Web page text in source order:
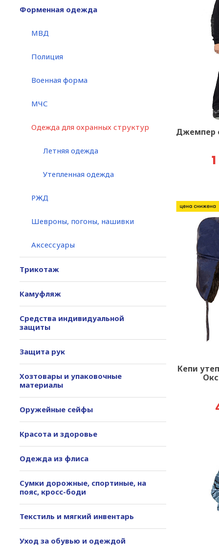
Форменная одежда
МВД
Полиция
Военная форма
МЧС
Одежда для охранных структур
Летняя одежда
Утепленная одежда
РЖД
Шевроны, погоны, нашивки
Аксессуары
Трикотаж
Камуфляж
Средства индивидуальной
защиты
Защита рук
Хозтовары и упаковочные
материалы
Оружейные сейфы
Красота и здоровье
Одежда из флиса
Сумки дорожные, спортиные, на
пояс, кросс-боди
Текстиль и мягкий инвентарь
Уход за обувью и одеждой
Джемпер
Кепи